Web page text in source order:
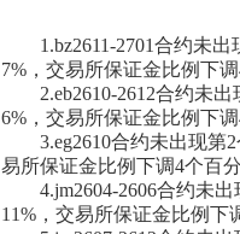
1.bz2611-2701合约未
7%，交易所保证金比例下
2.eb2610-2612合约未
6%，交易所保证金比例下
3.eg2610合约未出现
易所保证金比例下调4个百
4.jm2604-2606合约未
11%，交易所保证金比例下